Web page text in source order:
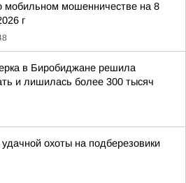
мобильном мошенничестве на 8
г
в Биробиджане решила
и лишилась более 300 тысяч
охоты на подберезовики